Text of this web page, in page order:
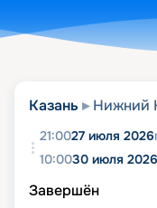
Казань Нижний
21:0027 июля 2026
10:0030 июля 2026
Завершён